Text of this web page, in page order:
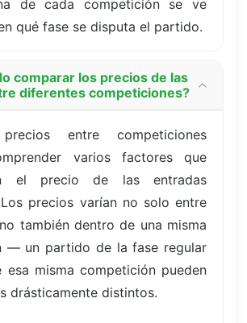
de cada competición se ve
qué fase se disputa el partido.
comparar los precios de las
diferentes competiciones?
entre competiciones
varios factores que
el precio de las entradas
precios varían no solo entre
también dentro de una misma
— un partido de la fase regular
misma competición pueden
drásticamente distintos.